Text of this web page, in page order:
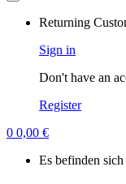
Returning
Sign in
Don't have an
Register
0 0,00 €
Es befinden